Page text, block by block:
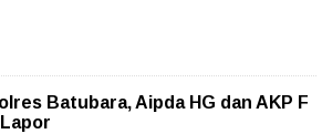
Batubara, Aipda HG dan AKP F